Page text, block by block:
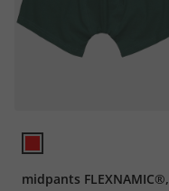
midpants FLEXNAMIC®,